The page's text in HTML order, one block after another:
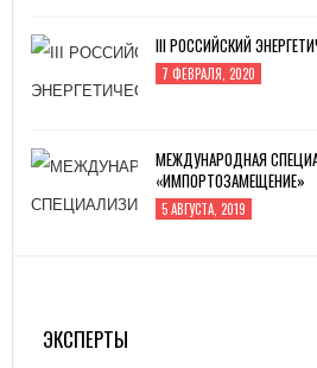
III РОССИЙСКИЙ
7 ФЕВРАЛЯ, 2020
МЕЖДУНАРОДНАЯ
«ИМПОРТОЗАМЕЩЕНИЕ»
5 АВГУСТА, 2019
ЭКСПЕРТЫ